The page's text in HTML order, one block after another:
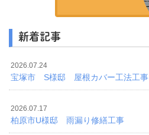
新着記事
2026.07.24
宝塚市 S様邸 屋根カバー工法工事
2026.07.17
柏原市U様邸 雨漏り修繕工事